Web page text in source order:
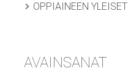
OPPIAINEEN YLEISET
AVAINSANAT